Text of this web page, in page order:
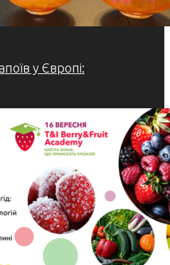
у Європі: